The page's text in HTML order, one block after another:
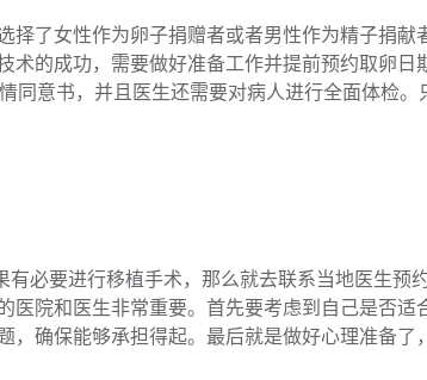
了女性作为卵子捐赠者或者男性作为精子捐献
的成功，需要做好准备工作并提前预约取卵日
同意书，并且医生还需要对病人进行全面体检。
必要进行移植手术，那么就去联系当地医生预
医院和医生非常重要。首先要考虑到自己是否适
，确保能够承担得起。最后就是做好心理准备了